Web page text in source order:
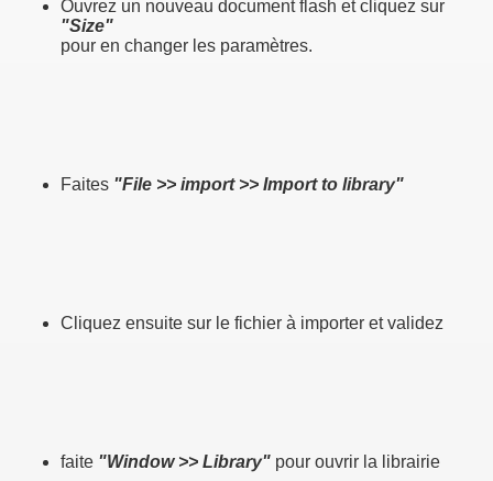
Ouvrez un nouveau document flash et cliquez sur
"Size"
pour en changer les paramètres.
Faites "File >> import >> Import to library"
Cliquez ensuite sur le fichier à importer et validez
faite "Window >> Library" pour ouvrir la librairie